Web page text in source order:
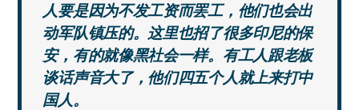
人要是因为不发工资而罢工，他们也会出
动军队镇压的。这里也招了很多印尼的保
安，有的就像黑社会一样。有工人跟老板
谈话声音大了，他们四五个人就上来打中
国人。